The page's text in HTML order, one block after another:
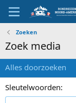
Zoeken
Zoek media
Alles doorzoeken
Sleutelwoorden